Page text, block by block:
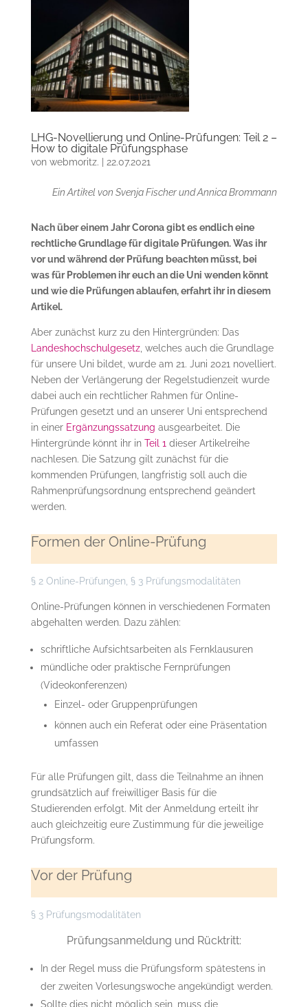
LHG-Novellierung und Online-Prüfungen: Teil 2 –
How to digitale Prüfungsphase
von webmoritz. 22.07.2021
Ein Artikel von Svenja Fischer und Annica Brommann
Nach über einem Jahr Corona gibt es endlich eine
rechtliche Grundlage für digitale Prüfungen. Was ihr
vor und während der Prüfung beachten müsst, bei
was für Problemen ihr euch an die Uni wenden könnt
und wie die Prüfungen ablaufen, erfahrt ihr in diesem
Artikel.
Aber zunächst kurz zu den Hintergründen: Das
Landeshochschulgesetz, welches auch die Grundlage
für unsere Uni bildet, wurde am 21. Juni 2021 novelliert.
Neben der Verlängerung der Regelstudienzeit wurde
dabei auch ein rechtlicher Rahmen für Online-
Prüfungen gesetzt und an unserer Uni entsprechend
in einer Ergänzungssatzung ausgearbeitet. Die
Hintergründe könnt ihr in Teil 1 dieser Artikelreihe
nachlesen. Die Satzung gilt zunächst für die
kommenden Prüfungen, langfristig soll auch die
Rahmenprüfungsordnung entsprechend geändert
werden.
Formen der Online-Prüfung
§ 2 Online-Prüfungen, § 3 Prüfungsmodalitäten
Online-Prüfungen können in verschiedenen Formaten
abgehalten werden. Dazu zählen:
schriftliche Aufsichtsarbeiten als Fernklausuren
mündliche oder praktische Fernprüfungen
(Videokonferenzen)
Einzel- oder Gruppenprüfungen
können auch ein Referat oder eine Präsentation
umfassen
Für alle Prüfungen gilt, dass die Teilnahme an ihnen
grundsätzlich auf freiwilliger Basis für die
Studierenden erfolgt. Mit der Anmeldung erteilt ihr
auch gleichzeitig eure Zustimmung für die jeweilige
Prüfungsform.
Vor der Prüfung
§ 3 Prüfungsmodalitäten
Prüfungsanmeldung und Rücktritt:
In der Regel muss die Prüfungsform spätestens in
der zweiten Vorlesungswoche angekündigt werden.
Sollte dies nicht möglich sein, muss die